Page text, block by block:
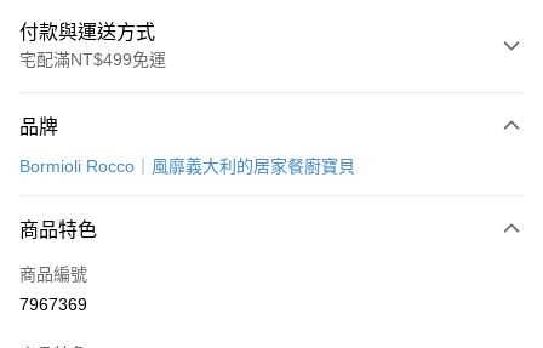
付款與運送方式
宅配滿NT$499免運
信用卡一次付款
Apple Pay
街口支付
品牌
Bormioli Rocco｜風靡義大利的居家餐廚寶貝
商品特色
商品編號
7967369